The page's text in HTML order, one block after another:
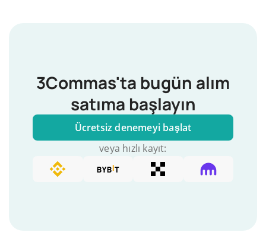
3Commas'ta bugün alım
satıma başlayın
Ücretsiz denemeyi başlat
veya hızlı kayıt: